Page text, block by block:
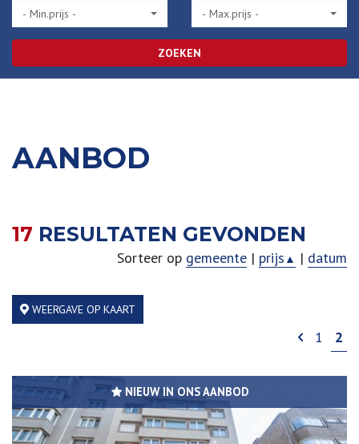
- Min.prijs - - Max.prijs -
ZOEKEN
AANBOD
17 RESULTATEN GEVONDEN
Sorteer op gemeente | prijs ▲ | datum
WEERGAVE OP KAART
1 2
NIEUW IN ONS AANBOD